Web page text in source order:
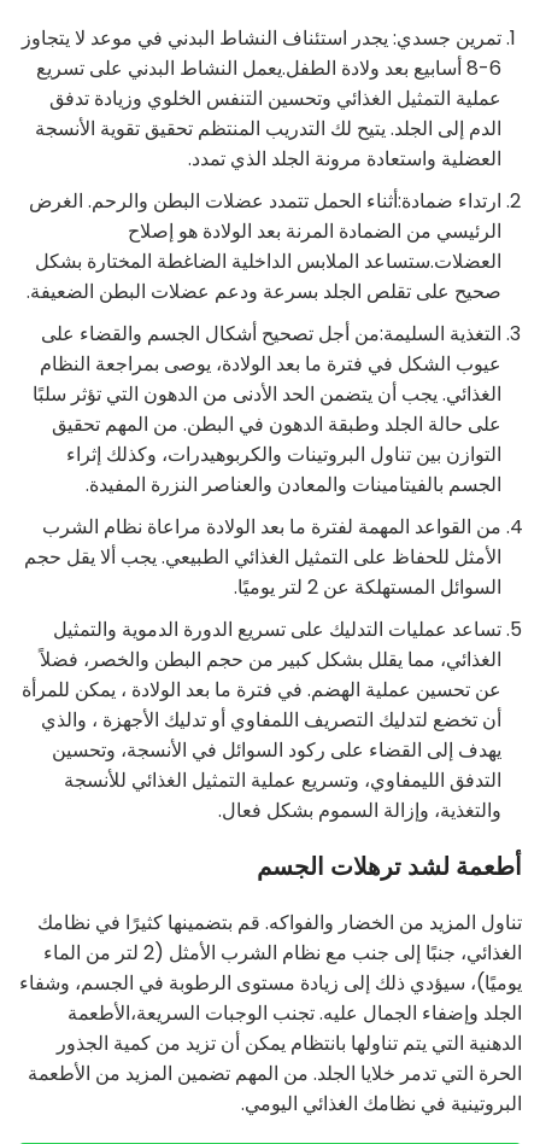
تمرين جسدي: يجدر استئناف النشاط البدني في موعد لا يتجاوز
6-8 أسابيع بعد ولادة الطفل.يعمل النشاط البدني على تسريع
عملية التمثيل الغذائي وتحسين التنفس الخلوي وزيادة تدفق
الدم إلى الجلد. يتيح لك التدريب المنتظم تحقيق تقوية الأنسجة
العضلية واستعادة مرونة الجلد الذي تمدد.
ارتداء ضمادة:أثناء الحمل تتمدد عضلات البطن والرحم. الغرض
الرئيسي من الضمادة المرنة بعد الولادة هو إصلاح
العضلات.ستساعد الملابس الداخلية الضاغطة المختارة بشكل
صحيح على تقلص الجلد بسرعة ودعم عضلات البطن الضعيفة.
التغذية السليمة:من أجل تصحيح أشكال الجسم والقضاء على
عيوب الشكل في فترة ما بعد الولادة، يوصى بمراجعة النظام
الغذائي. يجب أن يتضمن الحد الأدنى من الدهون التي تؤثر سلبًا
على حالة الجلد وطبقة الدهون في البطن. من المهم تحقيق
التوازن بين تناول البروتينات والكربوهيدرات، وكذلك إثراء
الجسم بالفيتامينات والمعادن والعناصر النزرة المفيدة.
من القواعد المهمة لفترة ما بعد الولادة مراعاة نظام الشرب
الأمثل للحفاظ على التمثيل الغذائي الطبيعي. يجب ألا يقل حجم
السوائل المستهلكة عن 2 لتر يوميًا.
تساعد عمليات التدليك على تسريع الدورة الدموية والتمثيل
الغذائي، مما يقلل بشكل كبير من حجم البطن والخصر، فضلاً
عن تحسين عملية الهضم. في فترة ما بعد الولادة ، يمكن للمرأة
أن تخضع لتدليك التصريف اللمفاوي أو تدليك الأجهزة ، والذي
يهدف إلى القضاء على ركود السوائل في الأنسجة، وتحسين
التدفق الليمفاوي، وتسريع عملية التمثيل الغذائي للأنسجة
والتغذية، وإزالة السموم بشكل فعال.
أطعمة لشد ترهلات الجسم
تناول المزيد من الخضار والفواكه. قم بتضمينها كثيرًا في نظامك
الغذائي، جنبًا إلى جنب مع نظام الشرب الأمثل (2 لتر من الماء
يوميًا)، سيؤدي ذلك إلى زيادة مستوى الرطوبة في الجسم، وشفاء
الجلد وإضفاء الجمال عليه. تجنب الوجبات السريعة،الأطعمة
الدهنية التي يتم تناولها بانتظام يمكن أن تزيد من كمية الجذور
الحرة التي تدمر خلايا الجلد. من المهم تضمين المزيد من الأطعمة
البروتينية في نظامك الغذائي اليومي.